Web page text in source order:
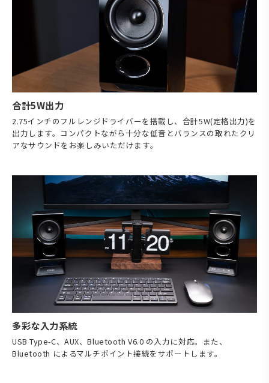
合計5W出力
2.75インチのフルレンジドライバーを搭載し、合計5W(定格出力)を
出力します。コンパクトながら十分な低音とバランスの取れたクリ
アなサウンドをお楽しみいただけます。
多彩な入力系統
USB Type-C、AUX、Bluetooth V6.0 の入力に対応。また、
Bluetooth によるマルチポイント接続をサポートします。